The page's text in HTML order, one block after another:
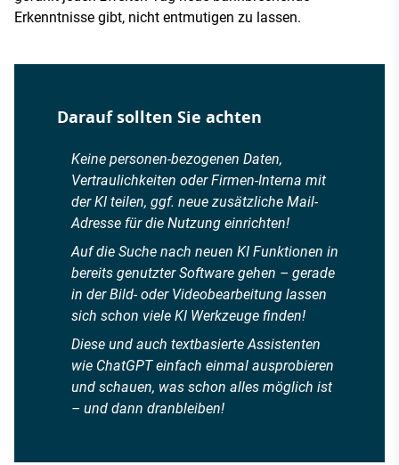
Erkenntnisse gibt, nicht entmutigen zu lassen.
Darauf sollten Sie achten
Keine personen-bezogenen Daten,
Vertraulichkeiten oder Firmen-Interna mit
der KI teilen, ggf. neue zusätzliche Mail-
Adresse für die Nutzung einrichten!
Auf die Suche nach neuen KI Funktionen in
bereits genutzter Software gehen – gerade
in der Bild- oder Videobearbeitung lassen
sich schon viele KI Werkzeuge finden!
Diese und auch textbasierte Assistenten
wie ChatGPT einfach einmal ausprobieren
und schauen, was schon alles möglich ist
– und dann dranbleiben!